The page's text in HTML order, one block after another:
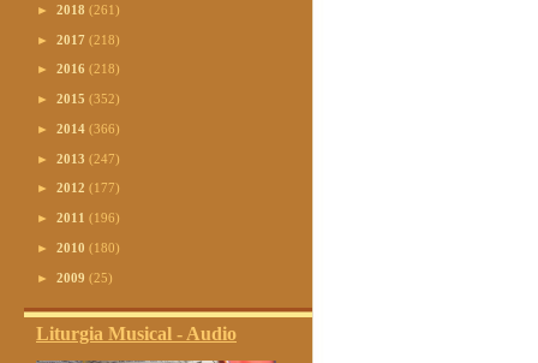
► 2018 (261)
► 2017 (218)
► 2016 (218)
► 2015 (352)
► 2014 (366)
► 2013 (247)
► 2012 (177)
► 2011 (196)
► 2010 (180)
► 2009 (25)
Liturgia Musical - Audio